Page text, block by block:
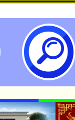
：徐嘉